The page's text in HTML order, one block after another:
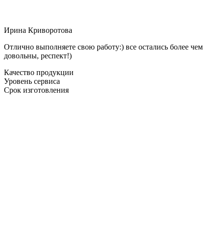
Ирина Криворотова
Отлично выполняете свою работу:) все остались более чем
довольны, респект!)
Качество продукции
Уровень сервиса
Срок изготовления